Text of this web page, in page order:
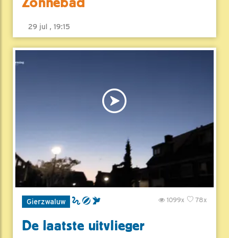
29 jul , 19:15
Gierzwaluw 78x
1099x
De laatste uitvlieger